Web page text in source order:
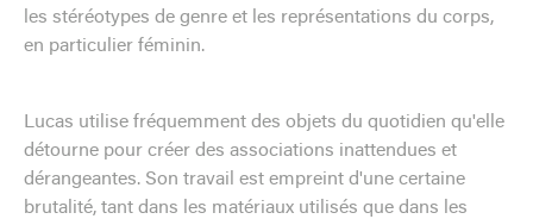
les stéréotypes de genre et les représentations du corps,
en particulier féminin.
Lucas utilise fréquemment des objets du quotidien qu'elle
détourne pour créer des associations inattendues et
dérangeantes. Son travail est empreint d'une certaine
brutalité, tant dans les matériaux utilisés que dans les